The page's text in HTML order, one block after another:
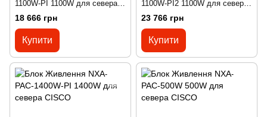
1100W-PI 1100W для севера
CISCO
18 666 грн
Купити
1100W-PI2 1100W для севера
CISCO
23 766 грн
Купити